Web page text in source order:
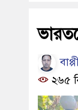
২৬৫